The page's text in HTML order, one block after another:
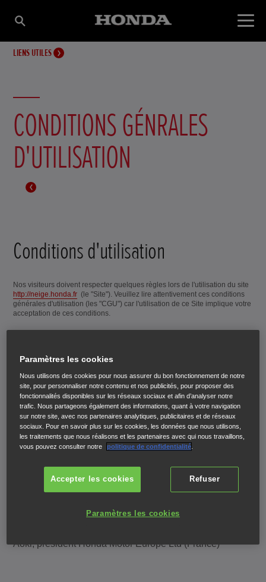
LIENS UTILES
CONDITIONS GÉNRALES
D'UTILISATION
Conditions d'utilisation
Nos visiteurs doivent respecter quelques règles lors de l'utilisation du site
http://neige.honda.fr (le "Site"). Veuillez lire attentivement ces conditions
générales d'utilisation (les "CGU") car l'utilisation de ce Site implique votre
acceptation de ces conditions.
Le Site est exploité par Honda Motor Europe Ltd
(France), société de droit étranger au capital social de
606 085 923 Livres Sterling dont la succursale française
est située 3 rue de la Galmy – 77700 Chessy (FRANCE)
(« Nous » ou « Honda ») Téléphone : +33 (0)1 60 37 30
00, Courriel :relationclient@honda-eu.com. Honda est
enregistrée au RCS de Meaux sous le SIRET : 509 243
564 00028.
Le Site est hébergé Le Site est hébergé par DigitasLBi -
146 Brick Ln, London E1 6RU, Royaume-Uni - +44 20
Aoki, président Honda Motor Europe Ltd (France)
Paramètres les cookies
Nous utilisons des cookies pour nous assurer du bon fonctionnement de notre
site, pour personnaliser notre contenu et nos publicités, pour proposer des
fonctionnalités disponibles sur les réseaux sociaux et afin d’analyser notre
trafic. Nous partageons également des informations, quant à votre navigation
sur notre site, avec nos partenaires analytiques, publicitaires et de réseaux
sociaux. Pour en savoir plus sur les cookies, les données que nous utilisons,
les traitements que nous réalisons et les partenaires avec qui nous travaillons,
vous pouvez consulter notre
politique de confidentialité
Refuser
Accepter les cookies
Paramètres les cookies